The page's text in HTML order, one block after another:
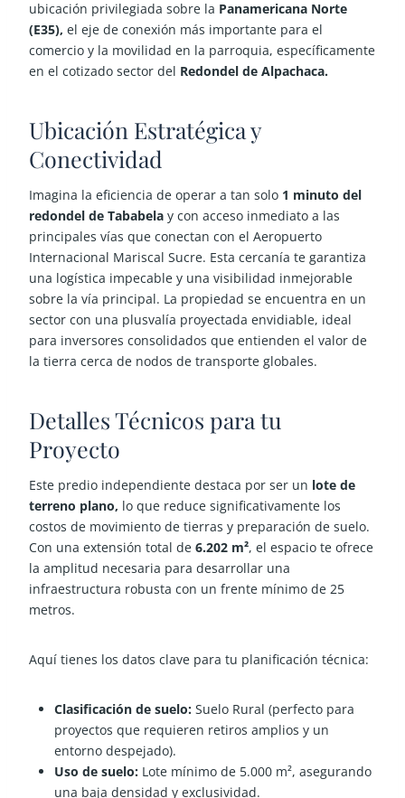
ubicación privilegiada sobre la Panamericana Norte
(E35), el eje de conexión más importante para el
comercio y la movilidad en la parroquia, específicamente
en el cotizado sector del Redondel de Alpachaca.
Ubicación Estratégica y
Conectividad
Imagina la eficiencia de operar a tan solo 1 minuto del
redondel de Tababela y con acceso inmediato a las
principales vías que conectan con el Aeropuerto
Internacional Mariscal Sucre. Esta cercanía te garantiza
una logística impecable y una visibilidad inmejorable
sobre la vía principal. La propiedad se encuentra en un
sector con una plusvalía proyectada envidiable, ideal
para inversores consolidados que entienden el valor de
la tierra cerca de nodos de transporte globales.
Detalles Técnicos para tu
Proyecto
Este predio independiente destaca por ser un lote de
terreno plano, lo que reduce significativamente los
costos de movimiento de tierras y preparación de suelo.
Con una extensión total de 6.202 m², el espacio te ofrece
la amplitud necesaria para desarrollar una
infraestructura robusta con un frente mínimo de 25
metros.
Aquí tienes los datos clave para tu planificación técnica:
Clasificación de suelo: Suelo Rural (perfecto para
proyectos que requieren retiros amplios y un
entorno despejado).
Uso de suelo: Lote mínimo de 5.000 m², asegurando
una baja densidad y exclusividad.